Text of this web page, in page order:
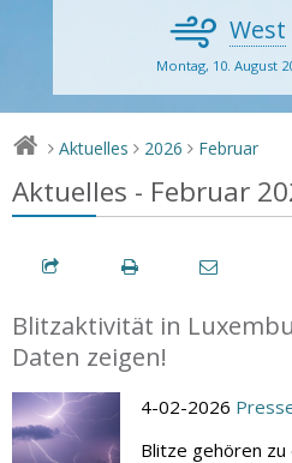
West
Montag, 10. August
> Aktuelles > 2026 > Februar
Aktuelles - Februar
Blitzaktivität in
Daten zeigen!
4-02-2026
Blitze gehören